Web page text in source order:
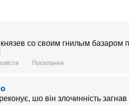
князев со своим гнилым
Посилання
шо він злочинність загнав